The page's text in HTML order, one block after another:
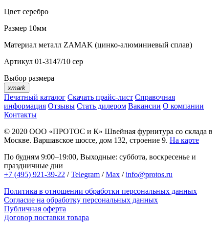
Цвет серебро
Размер 10мм
Материал металл ZAMAK (цинко-алюминиевый сплав)
Артикул 01-3147/10 сер
Выбор размера
xmark
Печатный каталог Скачать прайс-лист Справочная
информация Отзывы Стать дилером Вакансии О компании
Контакты
© 2020 ООО «ПРОТОС и К» Швейная фурнитура со склада в
Москве. Варшавское шоссе, дом 132, строение 9. На карте
По будням 9:00–19:00, Выходные: суббота, воскресенье и
праздничные дни
+7 (495) 921-39-22 /Telegram /Max /info@protos.ru
Политика в отношении обработки персональных данных
Согласие на обработку персональных данных
Публичная оферта
Договор поставки товара